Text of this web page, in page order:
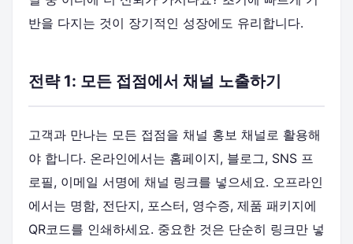
반을 다지는 것이 장기적인 성장에도 유리합니다.
전략 1: 모든 접점에서 채널 노출하기
고객과 만나는 모든 접점을 채널 홍보 채널로 활용해
야 합니다. 온라인에서는 홈페이지, 블로그, SNS 프
로필, 이메일 서명에 채널 링크를 넣으세요. 오프라인
에서는 명함, 전단지, 포스터, 영수증, 제품 패키지에
QR코드를 인쇄하세요. 중요한 것은 단순히 링크만 넣